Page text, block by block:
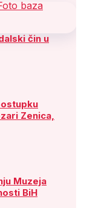
čin u
Zenica,
Muzeja
BiH